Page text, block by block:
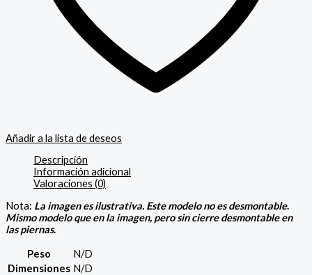
Añadir a la lista de deseos
Descripción
Información adicional
Valoraciones (0)
Nota: La imagen es ilustrativa. Este modelo no es desmontable.
Mismo modelo que en la imagen, pero sin cierre desmontable en
las piernas.
Peso
N/D
Dimensiones N/D